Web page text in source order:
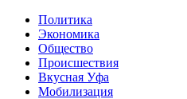
Политика
Экономика
Общество
Происшествия
Вкусная Уфа
Мобилизация